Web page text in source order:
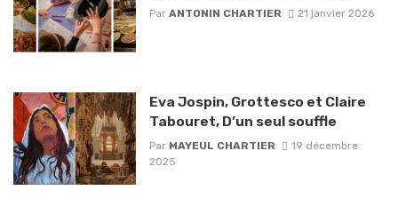
Par ANTONIN CHARTIER 21 janvier 2026
Eva Jospin, Grottesco et Claire
Tabouret, D’un seul souffle
Par MAYEUL CHARTIER
19 décembre
2025